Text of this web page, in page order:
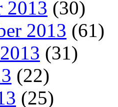
2013 (30)
2013 (61)
(31)
(22)
(25)